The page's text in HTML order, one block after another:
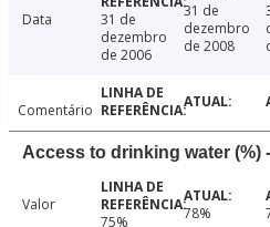
Data
31 de
dezembro
de 2006
31 de
dezembro
de 2008
Comentário
Access to drinking water (%)
Valor
75%
78%